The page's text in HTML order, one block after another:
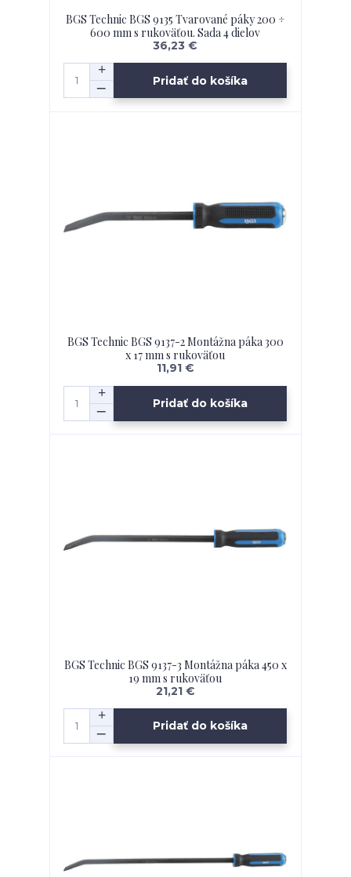
BGS Technic BGS 9135 Tvarované páky 200 ÷
600 mm s rukoväťou. Sada 4 dielov
36,23 €
Pridať do košíka
BGS Technic BGS 9137-2 Montážna páka 300
x 17 mm s rukoväťou
11,91 €
Pridať do košíka
BGS Technic BGS 9137-3 Montážna páka 450 x
19 mm s rukoväťou
21,21 €
Pridať do košíka